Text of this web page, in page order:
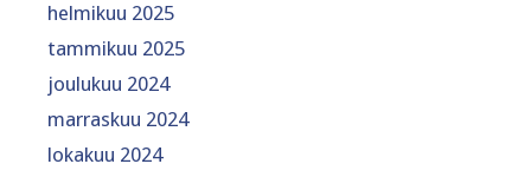
helmikuu 2025
tammikuu 2025
joulukuu 2024
marraskuu 2024
lokakuu 2024